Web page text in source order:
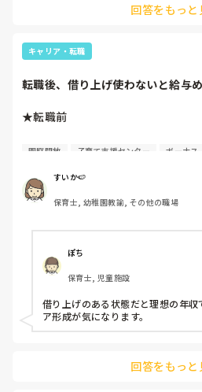
全て園任せでトイトレなども家では
増えている事にモヤモヤします。
なのでリフレッシュで延長を申し
欠席にするか代打で他の人が迎えに
うちは、保育園が満杯で、満3歳児
園にもよりますが、保育園は人手が
家庭の事情もありますが、難しいで
力していただきたいですね。毎春ト
回答をもっと
キャリア・転職
転職後、借り上げ使わないと給与
★転職前
借り上げなしで
ボーナス3ヶ月
年収370万前後
借り上げあり　7.2万まで（6年間）
基本給16.2万プラス手当　月22.2万
ボーナス2.05月　2ヶ月ちょい
借り上げ入れない年収　約290万
借り上げ入れる年収　　約375万
一応、ボーナスは次年度は算定時
園庭開放 子育て支援センター ボーナス
すいか🍉
保育士, 幼稚園教諭, その他の職場
ぽち
保育士, 児童施設
借り上げのある状態だと理想の年
ア形成が気になります。
回答をもっと